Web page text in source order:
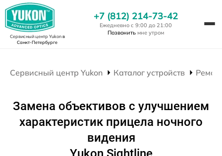
Сервисный центр Yukonв
Санкт-Петербурге
+7 (812) 214-73-42
Ежедневно с 9:00 до 21:00
Позвонить мне утром
Сервисный центр Yukon Каталог устройств
Замена объективов с улучшением
характеристик прицела ночного
видения